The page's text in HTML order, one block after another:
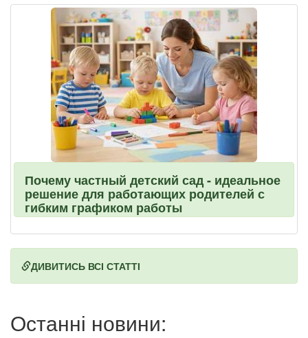
Почему частный детский сад - идеальное
решение для работающих родителей с
гибким графиком работы
ДИВИТИСЬ ВСІ СТАТТІ
Останні новини: